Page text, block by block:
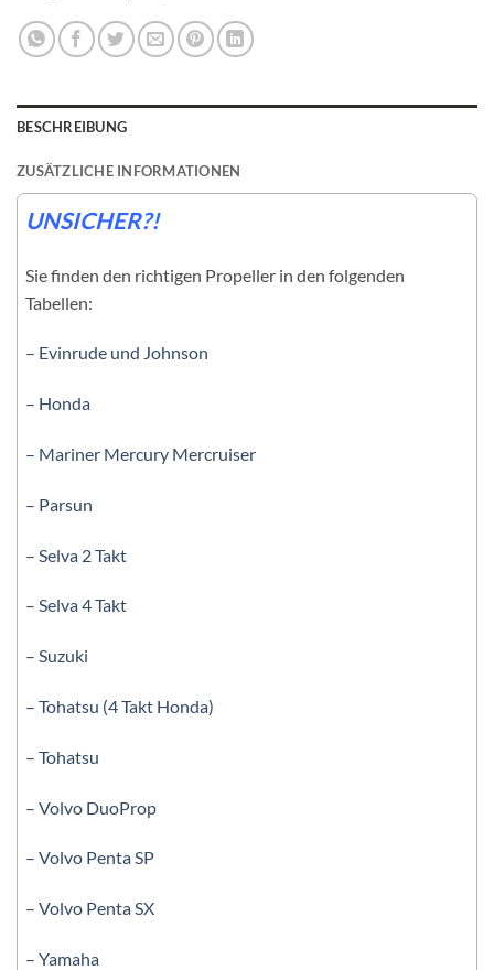
BESCHREIBUNG
ZUSÄTZLICHE INFORMATIONEN
UNSICHER?!
Sie finden den richtigen Propeller in den folgenden
Tabellen:
– Evinrude und Johnson
– Honda
– Mariner Mercury Mercruiser
– Parsun
– Selva 2 Takt
– Selva 4 Takt
– Suzuki
– Tohatsu (4 Takt Honda)
– Tohatsu
– Volvo DuoProp
– Volvo Penta SP
– Volvo Penta SX
– Yamaha